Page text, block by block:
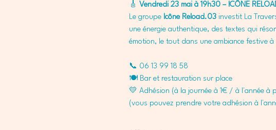
🎸 Vendredi 23 mai à 19h30 – ICÔNE
Le groupe Icône Reload.03 investit La
une énergie authentique, des textes qui
émotion, le tout dans une ambiance festive à
📞 06 13 99 18 58
🍽️ Bar et restauration sur place
💛 Adhésion (à la journée à 1€ / à l'année
(vous pouvez prendre votre adhésion à